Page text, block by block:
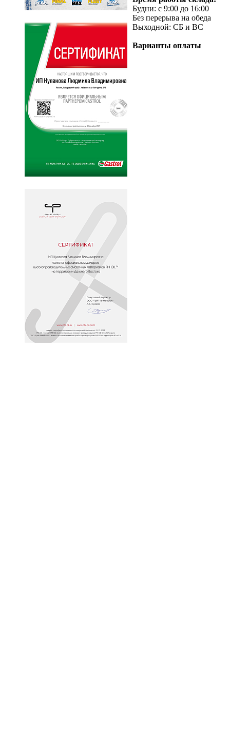
Будни: c 9:00 до 16:00
Без перерыва на обеда
Выходной: СБ и ВС
Варианты оплаты